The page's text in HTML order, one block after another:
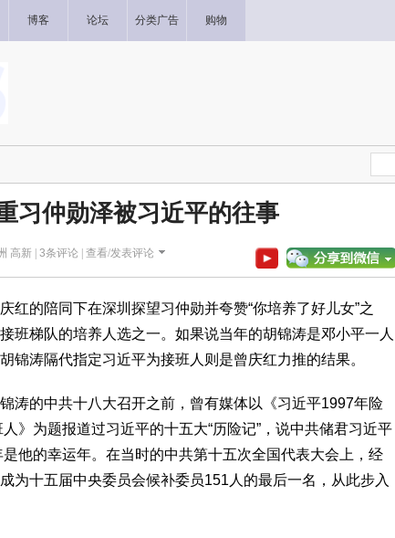
博客 论坛 分类广告 购物
习仲勋泽被习近平的往事
高新 | 3条评论 | 查看/发表评论
红的陪同下在深圳探望习仲勋并夸赞“你培养了好儿女”之
班梯队的培养人选之一。如果说当年的胡锦涛是邓小平一人
锦涛隔代指定习近平为接班人则是曾庆红力推的结果。
的中共十八大召开之前，曾有媒体以《习近平1997年险
》为题报道过习近平的十五大“历险记”，说中共储君习近平
他的幸运年。在当时的中共第十五次全国代表大会上，经
为十五届中央委员会候补委员151人的最后一名，从此步入